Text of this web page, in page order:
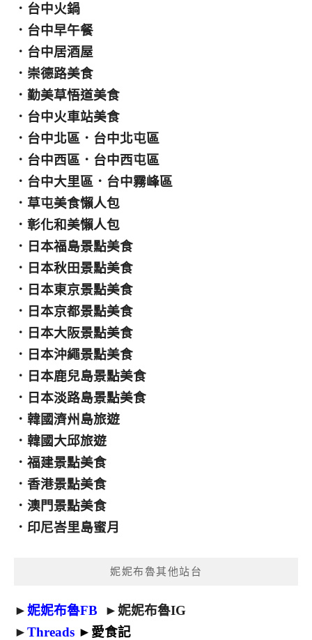
． 台中火鍋
． 台中早午餐
． 台中居酒屋
． 崇德路美食
． 勤美草悟道美食
． 台中火車站美食
． 台中北區 ． 台中北屯區
． 台中西區 ． 台中西屯區
． 台中大里區 ． 台中霧峰區
． 草屯美食懶人包
． 彰化和美懶人包
． 日本福島景點美食
． 日本秋田景點美食
． 日本東京景點美食
． 日本京都景點美食
． 日本大阪景點美食
． 日本沖繩景點美食
． 日本鹿兒島景點美食
． 日本淡路島景點美食
． 韓國濟州島旅遊
． 韓國大邱旅遊
． 福建景點美食
． 香港景點美食
． 澳門景點美食
． 印尼峇里島蜜月
妮妮布魯其他站台
►妮妮布魯FB ►妮妮布魯IG
►Threads ► 愛食記